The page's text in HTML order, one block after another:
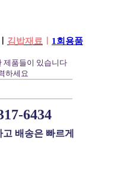
김밥재료 1회용품
제품들이 있습니다
하세요
6434
배송은 빠르게